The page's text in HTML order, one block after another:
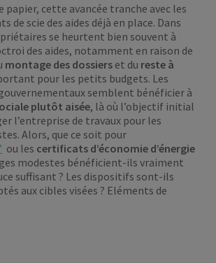
papier, cette avancée tranche avec les
de scie des aides déjà en place. Dans
se heurtent bien souvent à
des aides, notamment en raison de
montage des dossiers et du reste à
pour les petits budgets. Les
semblent bénéficier à
plutôt aisée, là où l’objectif initial
l’entreprise de travaux pour les
Alors, que ce soit pour
ou les certificats d’économie d’énergie
modestes bénéficient-ils vraiment
suffisant ? Les dispositifs sont-ils
aux cibles visées ? Eléments de